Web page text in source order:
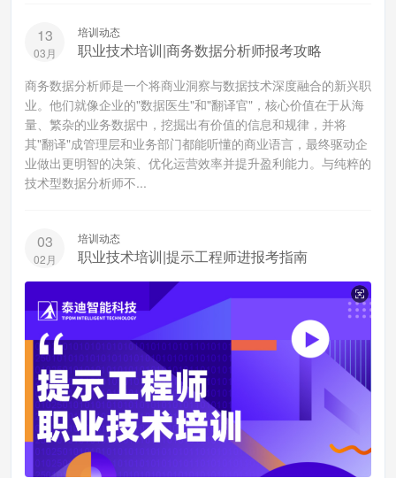
13
03月
培训动态
职业技术培训|商务数据分析师报考攻略
商务数据分析师是一个将商业洞察与数据技术深度融合的新兴职
业。他们就像企业的"数据医生"和"翻译官"，核心价值在于从海
量、繁杂的业务数据中，挖掘出有价值的信息和规律，并将
其"翻译"成管理层和业务部门都能听懂的商业语言，最终驱动企
业做出更明智的决策、优化运营效率并提升盈利能力。与纯粹的
技术型数据分析师不...
03
02月
培训动态
职业技术培训|提示工程师进报考指南